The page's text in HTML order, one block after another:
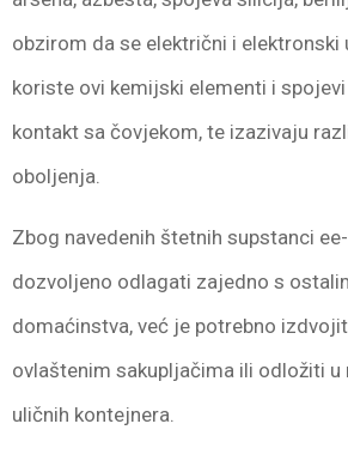
obzirom da se električni i elektronski
koriste ovi kemijski elementi i
kontakt sa čovjekom, te izazivaju
oboljenja.
Zbog navedenih štetnih supstanci
dozvoljeno odlagati zajedno s
domaćinstva, već je potrebno
ovlaštenim sakupljačima ili odložiti u
uličnih kontejnera.